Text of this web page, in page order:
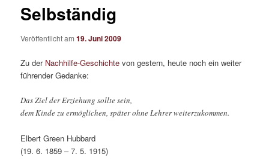
Selbständig
Veröffentlicht am19. Juni 2009
Zu der Nachhilfe-Geschichte von gestern, heute noch ein weiter
führender Gedanke:
Das Ziel der Erziehung sollte sein,
dem Kinde zu ermöglichen, später ohne Lehrer weiterzukommen.
Elbert Green Hubbard
(19. 6. 1859 – 7. 5. 1915)